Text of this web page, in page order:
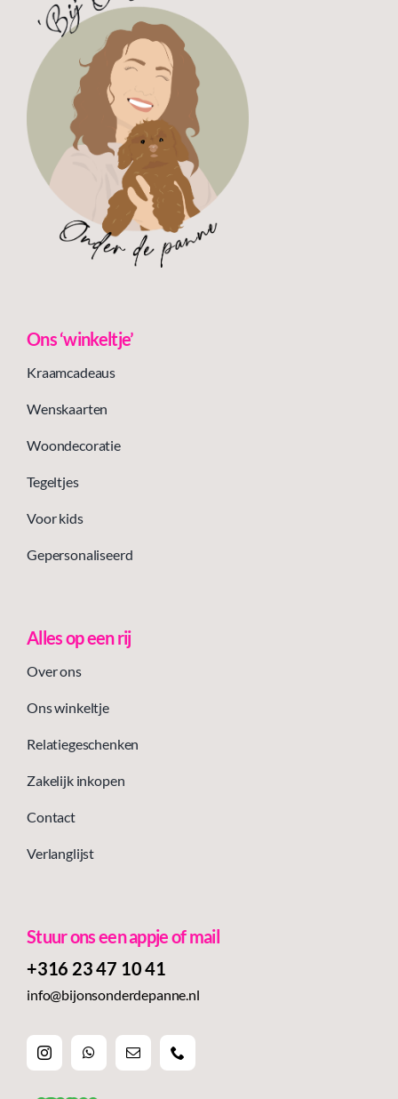
Ons ‘winkeltje’
Kraamcadeaus
Wenskaarten
Woondecoratie
Tegeltjes
Voor kids
Gepersonaliseerd
Alles op een rij
Over ons
Ons winkeltje
Relatiegeschenken
Zakelijk inkopen
Contact
Verlanglijst
Stuur ons een appje of mail
+316 23 47 10 41‬
info@bijonsonderdepanne.nl